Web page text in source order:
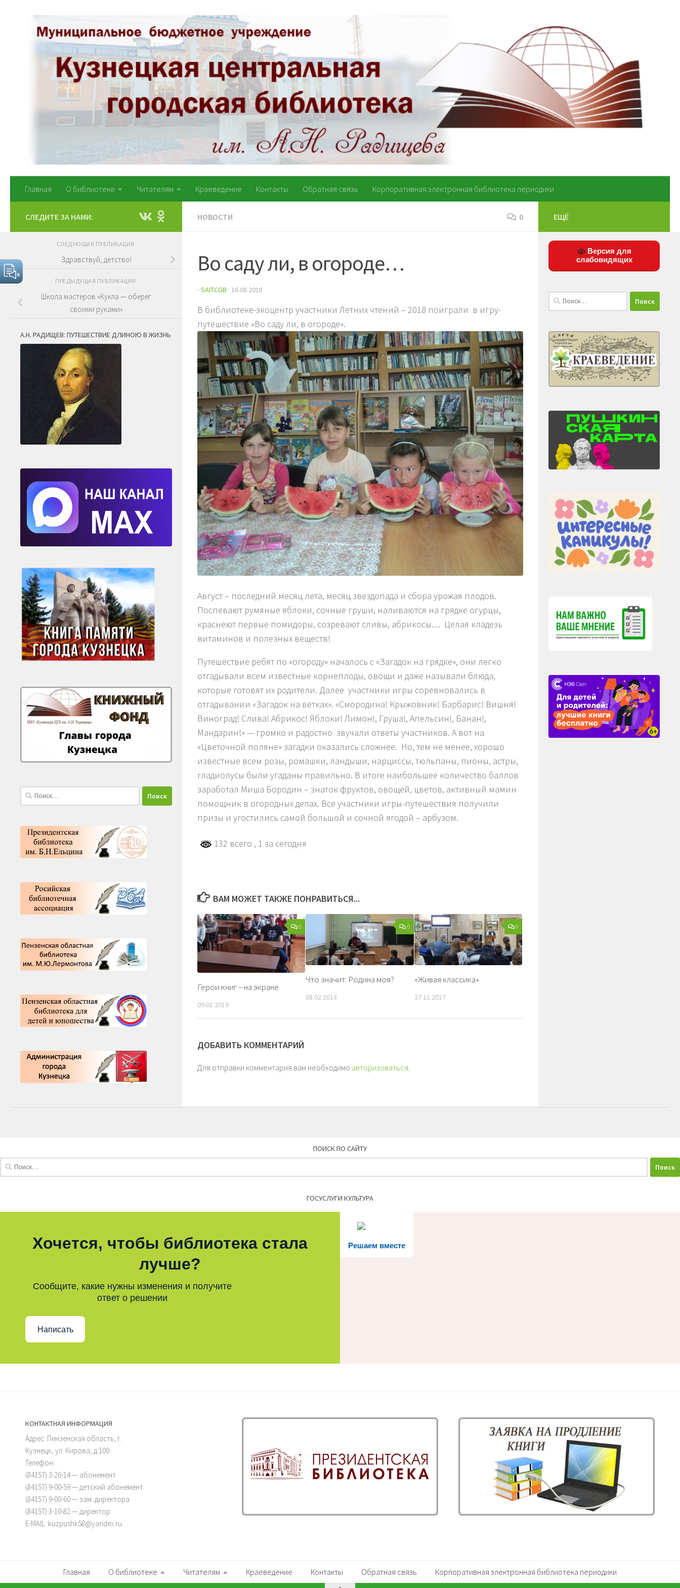
Перейти к содержимому
Главная О библиотеке Читателям Краеведение Контакты Обратная связь Корпоративная электронная библиотека периодики
НОВОСТИ 0
Во саду ли, в огороде…
-SAITCGB · 16.08.2018
В библиотеке-экоцентр участники Летних чтений – 2018 поиграли в игру-
путешествие «Во саду ли, в огороде».
Август – последний месяц лета, месяц звездопада и сбора урожая плодов.
Поспевают румяные яблоки, сочные груши, наливаются на грядке огурцы,
краснеют первые помидоры, созревают сливы, абрикосы… Целая кладезь
витаминов и полезных веществ!
Путешествие ребят по «огороду» началось с «Загадок на грядке», они легко
отгадывали всем известные корнеплоды, овощи и даже называли блюда,
которые готовят их родители. Далее участники игры соревновались в
отгадывании «Загадок на ветках». «Смородина! Крыжовник! Барбарис! Вишня!
Виноград! Слива! Абрикос! Яблоки! Лимон!, Груша!, Апельсин!, Банан!,
Мандарин!» — громко и радостно звучали ответы участников. А вот на
«Цветочной поляне» загадки оказались сложнее. Но, тем не менее, хорошо
известные всем розы, ромашки, ландыши, нарциссы, тюльпаны, пионы, астры,
гладиолусы были угаданы правильно. В итоге наибольшее количество баллов
заработал Миша Бородин – знаток фруктов, овощей, цветов, активный мамин
помощник в огородных делах. Все участники игры-путешествия получили
призы и угостились самой большой и сочной ягодой – арбузом.
132 всего , 1 за сегодня
ВАМ МОЖЕТ ТАКЖЕ ПОНРАВИТЬСЯ...
0
Герои книг – на экране
09.01.2019
0
Что значит: Родина моя?
08.02.2018
0
«Живая классика»
27.11.2017
ДОБАВИТЬ КОММЕНТАРИЙ
Для отправки комментария вам необходимо авторизоваться.
СЛЕДИТЕ ЗА НАМИ:
СЛЕДУЮЩАЯ ПУБЛИКАЦИЯ
Здравствуй, детство!
ПРЕДЫДУЩАЯ ПУБЛИКАЦИЯ
Школа мастеров «Кукла — оберег
своими руками»
А.Н. РАДИЩЕВ: ПУТЕШЕСТВИЕ ДЛИНОЮ В ЖИЗНЬ
Найти:
ЕЩЁ
Версия для
слабовидящих
Найти:
ПОИСК ПО САЙТУ
ГОСУСЛУГИ КУЛЬТУРА
Решаем вместе
Хочется, чтобы библиотека стала
лучше?
Сообщите, какие нужны изменения и получите
ответ о решении
Написать
КОНТАКТНАЯ ИНФОРМАЦИЯ
Адрес: Пензенская область, г.
Кузнецк, ул. Кирова, д.100
Телефон:
(84157) 3-26-14 — абонемент
(84157) 9-00-59 — детский абонемент
(84157) 9-00-60 — зам. директора
(84157) 3-10-82 — директор
E-MAIL: kuzpushk58@yandex.ru
Главная О библиотеке Читателям Краеведение Контакты Обратная связь Корпоративная электронная библиотека периодики